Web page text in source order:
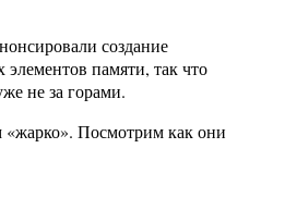
создание
элементов памяти, так что
не за горами.
«жарко». Посмотрим как они